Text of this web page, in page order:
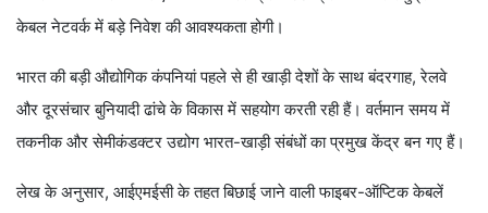
केबल नेटवर्क में बड़े निवेश की आवश्यकता होगी।
भारत की बड़ी औद्योगिक कंपनियां पहले से ही खाड़ी देशों के साथ बंदरगाह, रेलवे
और दूरसंचार बुनियादी ढांचे के विकास में सहयोग करती रही हैं। वर्तमान समय में
तकनीक और सेमीकंडक्टर उद्योग भारत-खाड़ी संबंधों का प्रमुख केंद्र बन गए हैं।
लेख के अनुसार, आईएमईसी के तहत बिछाई जाने वाली फाइबर-ऑप्टिक केबलें